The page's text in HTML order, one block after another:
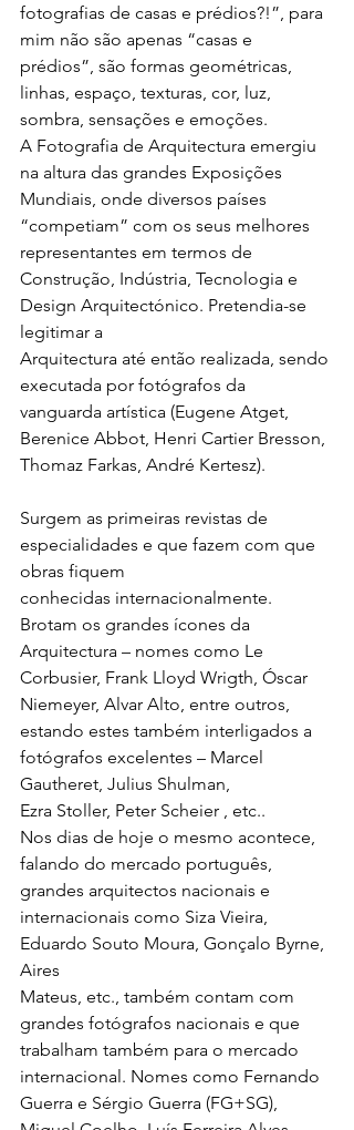
fotografias de casas e prédios?!”, para
mim não são apenas “casas e
prédios”, são formas geométricas,
linhas, espaço, texturas, cor, luz,
sombra, sensações e emoções.
A Fotografia de Arquitectura emergiu
na altura das grandes Exposições
Mundiais, onde diversos países
“competiam” com os seus melhores
representantes em termos de
Construção, Indústria, Tecnologia e
Design Arquitectónico. Pretendia-se
legitimar a
Arquitectura até então realizada, sendo
executada por fotógrafos da
vanguarda artística (Eugene Atget,
Berenice Abbot, Henri Cartier Bresson,
Thomaz Farkas, André Kertesz).
Surgem as primeiras revistas de
especialidades e que fazem com que
obras fiquem
conhecidas internacionalmente.
Brotam os grandes ícones da
Arquitectura – nomes como Le
Corbusier, Frank Lloyd Wrigth, Óscar
Niemeyer, Alvar Alto, entre outros,
estando estes também interligados a
fotógrafos excelentes – Marcel
Gautheret, Julius Shulman,
Ezra Stoller, Peter Scheier , etc..
Nos dias de hoje o mesmo acontece,
falando do mercado português,
grandes arquitectos nacionais e
internacionais como Siza Vieira,
Eduardo Souto Moura, Gonçalo Byrne,
Aires
Mateus, etc., também contam com
grandes fotógrafos nacionais e que
trabalham também para o mercado
internacional. Nomes como Fernando
Guerra e Sérgio Guerra (FG+SG),